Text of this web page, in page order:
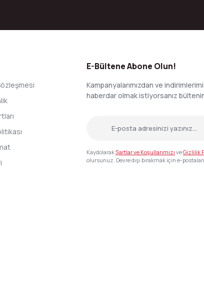
E-Bültene Abone Olun!
Kampanyalarımızdan ve
haberdar olmak istiyorsanız
KaydolarakŞartlar ve Koşullarımızı veGizlilik
olursunuz. Devre dışı bırakmak için e-